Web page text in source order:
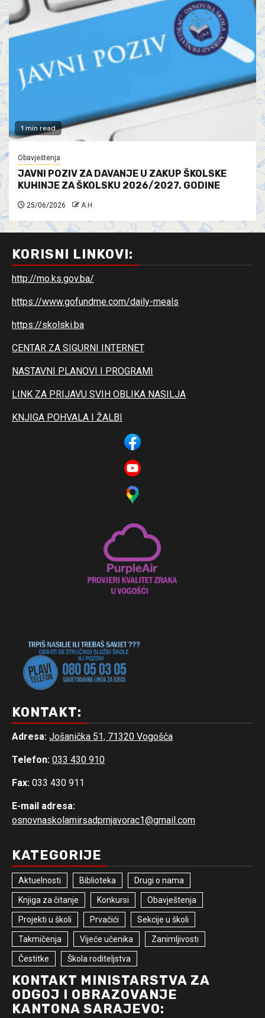
1 min read
Obavještenja
JAVNI POZIV ZA DAVANJE U ZAKUP ŠKOLSKE
KUHINJE ZA ŠKOLSKU 2026/2027. GODINE
25/06/2026 A.H.
KORISNI LINKOVI:
http://mo.ks.gov.ba/
https://www.gofundme.com/daily-meals
https://skolski.ba
CENTAR ZA SIGURNI INTERNET
NASTAVNI PLANOVI I PROGRAMI
LINK ZA PRIJAVU SVIH OBLIKA NASILJA
KNJIGA POHVALA I ŽALBI
KONTAKT:
Adresa: Jošanička 51, 71320 Vogošća
Telefon: 033 430 910
Fax: 033 430 911
E-mail adresa:
osnovnaskolamirsadprnjavorac1@gmail.com
KATEGORIJE
Aktuelnosti Biblioteka Drugi o nama
Knjiga za čitanje Konkursi Obavještenja
Projekti u školi Prvačići Sekcije u školi
Takmičenja Vijeće učenika Zanimljivosti
Čestitke Škola roditeljstva
KONTAKT MINISTARSTVA ZA
ODGOJ I OBRAZOVANJE
KANTONA SARAJEVO: